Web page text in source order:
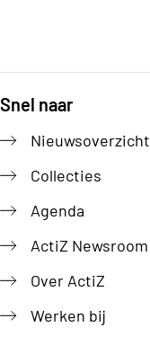
Snel naar
Nieuwsoverzicht
Collecties
Agenda
ActiZ Newsroom
Over ActiZ
Werken bij